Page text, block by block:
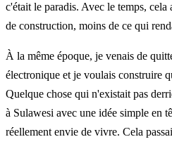
c'était le paradis. Avec le temps,
de construction, moins de ce qui
À la même époque, je venais de
électronique et je voulais construire
Quelque chose qui n'existait pas
à Sulawesi avec une idée simple en
réellement envie de vivre. Cela